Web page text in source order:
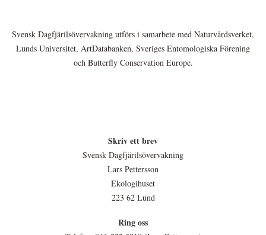
Svensk Dagfjärilsövervakning utförs i samarbete med Naturvårdsverket,
Lunds Universitet, ArtDatabanken, Sveriges Entomologiska Förening
och Butterfly Conservation Europe.
Skriv ett brev
Svensk Dagfjärilsövervakning
Lars Pettersson
Ekologihuset
223 62 Lund
Ring oss